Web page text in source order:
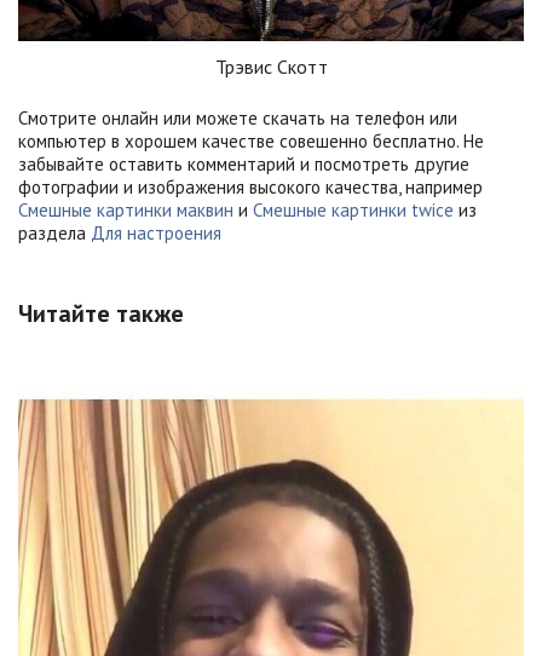
Трэвис Скотт
Смотрите онлайн или можете скачать на телефон или
компьютер в хорошем качестве совешенно бесплатно. Не
забывайте оставить комментарий и посмотреть другие
фотографии и изображения высокого качества, например
Смешные картинки маквин и Смешные картинки twice из
раздела Для настроения
Читайте также